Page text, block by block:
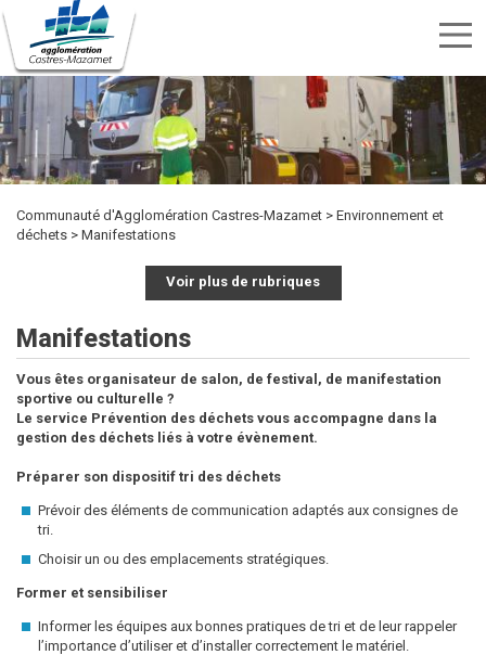
Aller
au
contenu
principal
Menu
nav
Rechercher
ET
LOISIRS
ENVIRONNEMENT
ET
DÉCHETS
DÉVELOPPEMENT
ECONOMIQUE
INTERCOMMUNALITÉ
PUBLICS
DES
ACTES
OFFRES
D'EMPLOI
KIOSQUE
Communauté d'Agglomération Castres-Mazamet
Environnement et
déchets
Manifestations
Voir plus de rubriques
Manifestations
Vous êtes organisateur de salon, de festival, de manifestation
sportive ou culturelle ?
Le service Prévention des déchets vous accompagne dans la
gestion des déchets liés à votre évènement.
Préparer son dispositif tri des déchets
Prévoir des éléments de communication adaptés aux consignes de
tri.
Choisir un ou des emplacements stratégiques.
Former et sensibiliser
Informer les équipes aux bonnes pratiques de tri et de leur rappeler
l’importance d’utiliser et d’installer correctement le matériel.